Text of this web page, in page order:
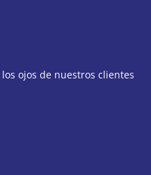
ojos de nuestros clientes